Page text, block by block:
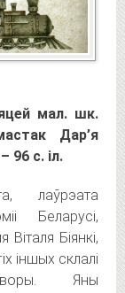
мал. шк.
Дар’я
96 с. іл.
лаўрэата
Беларусі,
Біянкі,
іншых склалі
Яны